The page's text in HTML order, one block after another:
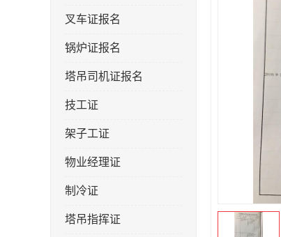
叉车证报名
锅炉证报名
塔吊司机证报名
技工证
架子工证
物业经理证
制冷证
塔吊指挥证